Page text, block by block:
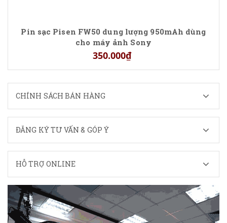
Pin sạc Pisen FW50 dung lượng 950mAh dùng
cho máy ảnh Sony
350.000₫
CHÍNH SÁCH BÁN HÀNG
ĐĂNG KÝ TƯ VẤN & GÓP Ý
HỖ TRỢ ONLINE